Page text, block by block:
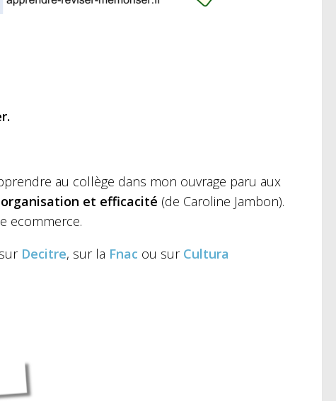
au collège dans mon ouvrage paru aux
et efficacité (de Caroline Jambon).
ecommerce.
Decitre, sur la Fnac ou sur Cultura